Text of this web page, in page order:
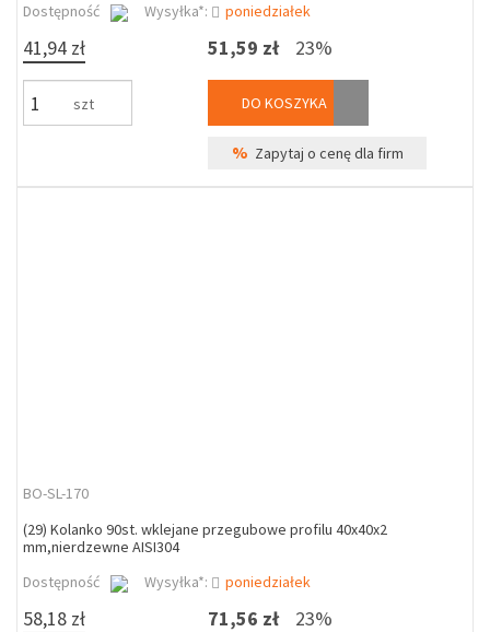
Dostępność
Wysyłka*: poniedziałek
41,94 zł
szt
51,59 zł 23%
DO KOSZYKA
% Zapytaj o cenę dla firm
BO-SL-170
(29) Kolanko 90st. wklejane przegubowe profilu 40x40x2
mm,nierdzewne AISI304
Dostępność
Wysyłka*: poniedziałek
58,18 zł 71,56 zł 23%